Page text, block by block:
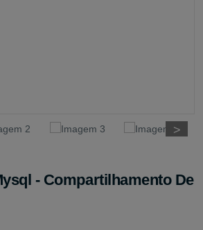
>
>
- Compartilhamento De